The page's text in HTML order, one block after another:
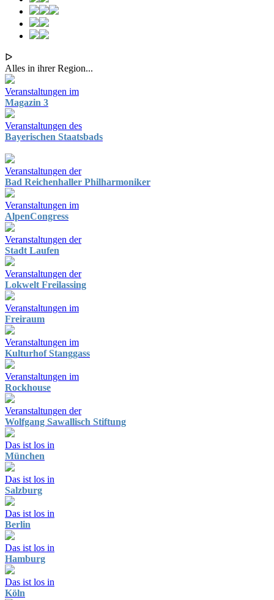
ᐅ
Alles in ihrer Region...
Veranstaltungen im
Magazin 3
Veranstaltungen des
Bayerischen Staatsbads
Veranstaltungen der
Bad Reichenhaller Philharmoniker
Veranstaltungen im
AlpenCongress
Veranstaltungen der
Stadt Laufen
Veranstaltungen der
Lokwelt Freilassing
Veranstaltungen im
Freiraum
Veranstaltungen im
Kulturhof Stanggass
Veranstaltungen im
Rockhouse
Veranstaltungen der
Wolfgang Sawallisch Stiftung
Das ist los in
München
Das ist los in
Salzburg
Das ist los in
Berlin
Das ist los in
Hamburg
Das ist los in
Köln